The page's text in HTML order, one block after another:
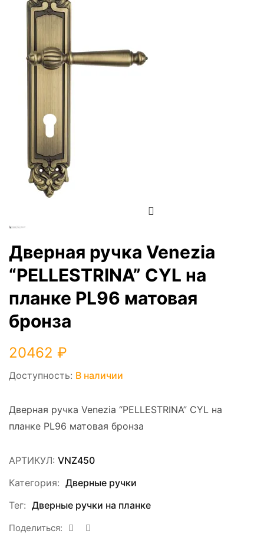
Дверная ручка Venezia
“PELLESTRINA” CYL на
планке PL96 матовая
бронза
20462 ₽
Доступность: В наличии
Дверная ручка Venezia “PELLESTRINA” CYL на
планке PL96 матовая бронза
АРТИКУЛ: VNZ450
Категория: Дверные ручки
Тег: Дверные ручки на планке
Поделиться: